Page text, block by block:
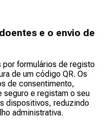
e o envio de
por formulários de registo
de um código QR. Os
de consentimento,
seguro e registam o seu
dispositivos, reduzindo
administrativa.